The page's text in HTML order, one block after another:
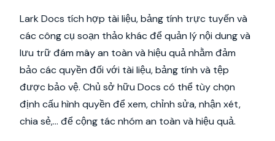
Lark Docs tích hợp tài liệu, bảng tính trực tuyến và
các công cụ soạn thảo khác để quản lý nội dung và
lưu trữ đám mây an toàn và hiệu quả nhằm đảm
bảo các quyền đối với tài liệu, bảng tính và tệp
được bảo vệ. Chủ sở hữu Docs có thể tùy chọn
định cấu hình quyền để xem, chỉnh sửa, nhận xét,
chia sẻ,... để cộng tác nhóm an toàn và hiệu quả.